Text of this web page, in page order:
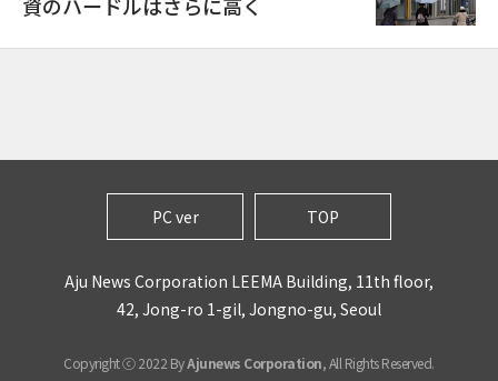
PC ver TOP
Aju News Corporation LEEMA Building, 11th floor,
42, Jong-ro 1-gil, Jongno-gu, Seoul
Copyright ⓒ 2022 ByAjunews Corporation, All Rights Reserved.